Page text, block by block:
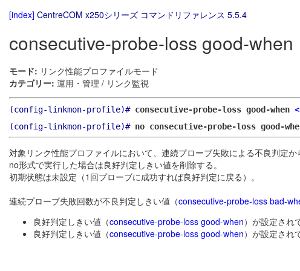
[index] CentreCOM x250シリーズ コマンドリファレンス 5.5.4
consecutive-probe-loss good-when
モード: リンク性能プロファイルモード
カテゴリー: 運用・管理 / リンク監視
(config-linkmon-profile)# consecutive-probe-loss good-when
(config-linkmon-profile)# no consecutive-probe-loss good-
対象リンク性能プロファイルにおいて、連続プローブ失敗による不良判定か
no形式で実行した場合は良好判定しきい値を削除する。
初期状態は未設定（1回プローブに成功すれば良好判定に戻る）。
連続プローブ失敗回数が不良判定しきい値（consecutive-probe-loss bad-
良好判定しきい値（consecutive-probe-loss good-when）が設定され
良好判定しきい値（consecutive-probe-loss good-when）が設定され